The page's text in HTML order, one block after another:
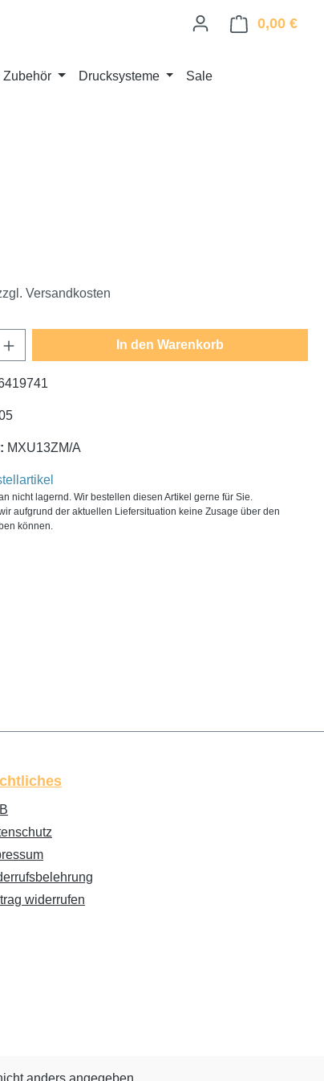
0,00 €
Zubehör Drucksysteme Sale
Versandkosten
Gib den gewünschten Wert ein
In den Warenkorb
MXU13ZM/A
nicht lagernd. Wir bestellen diesen Artikel gerne für Sie.
aufgrund der aktuellen Liefersituation keine Zusage über den
können.
widerrufen
anders angegeben.